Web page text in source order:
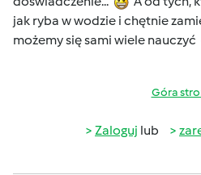
jak ryba w wodzie i chętnie
możemy się sami wiele nauczyć
Góra
Zaloguj lub